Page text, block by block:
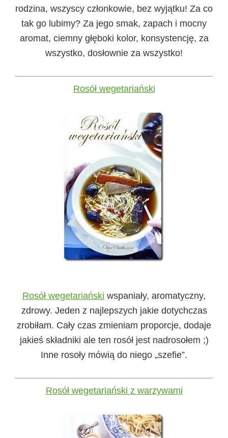
rodzina, wszyscy członkowie, bez wyjątku! Za co
tak go lubimy? Za jego smak, zapach i mocny
aromat, ciemny głęboki kolor, konsystencję, za
wszystko, dosłownie za wszystko!
Rosół wegetariański
Rosół wegetariański wspaniały, aromatyczny,
zdrowy. Jeden z najlepszych jakie dotychczas
zrobiłam. Cały czas zmieniam proporcje, dodaje
jakieś składniki ale ten rosół jest nadrosołem ;)
Inne rosoły mówią do niego „szefie”.
Rosół wegetariański z warzywami